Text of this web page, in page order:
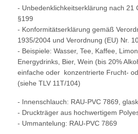
- Unbedenklichkeitserklärung nach 21
§199
- Konformitätserklärung gemäß
1935/2004 und Verordnung (EU) Nr.
- Beispiele: Wasser, Tee, Kaffee,
Energydrinks, Bier, Wein (bis 20%
einfache oder konzentrierte Frucht-
(siehe TLV 11T/104)
- Innenschlauch: RAU-PVC 7869,
- Druckträger aus hochwertigem
- Ummantelung: RAU-PVC 7869